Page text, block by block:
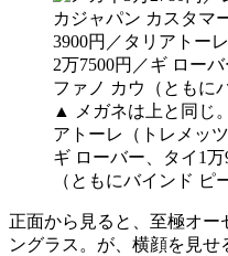
▲ メガネは上と同じ
アトーレ（トレメッ
ギ ローバー、タイ1
（ともにバインド ピ
正面から見ると、至極オ
ングラス。が、横顔を見せ